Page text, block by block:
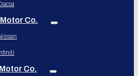
Co.
Infiniti
Co.